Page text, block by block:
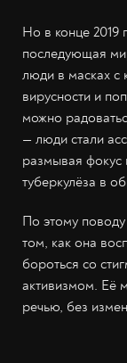
Но в конце 2019
последующая
люди в масках с
вирусности и
можно
— люди стали
размывая фокус
туберкулёза в
По этому
том, как она
бороться со
активизмом. Её
речью, без